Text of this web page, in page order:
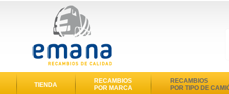
TIENDA
RECAMBIOS
POR MARCA
RECAMBIOS
POR TIPO DE